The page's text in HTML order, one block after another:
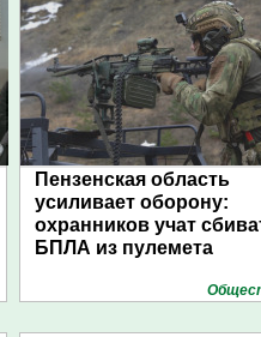
Пензенская область
усиливает оборону:
охранников учат
БПЛА из пулемета